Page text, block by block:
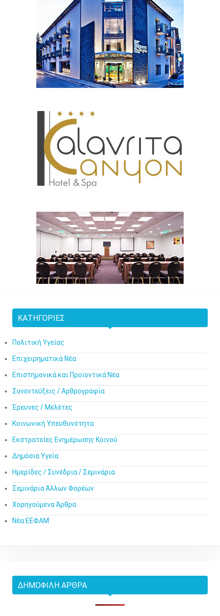
ΚΑΤΗΓΟΡΊΕΣ
Πολιτική Υγείας
Επιχειρηματικά Νέα
Επιστημονικά και Προϊοντικά Νέα
Συνεντεύξεις / Αρθρογραφία
Έρευνες / Μελέτες
Κοινωνική Υπευθυνότητα
Εκστρατείες Ενημέρωσης Κοινού
Δημόσια Υγεία
Ημερίδες / Συνέδρια / Σεμινάρια
Σεμινάρια Άλλων Φορέων
Χορηγούμενα Άρθρα
Νέα ΕΕΦΑΜ
ΔΗΜΟΦΙΛΉ ΆΡΘΡΑ